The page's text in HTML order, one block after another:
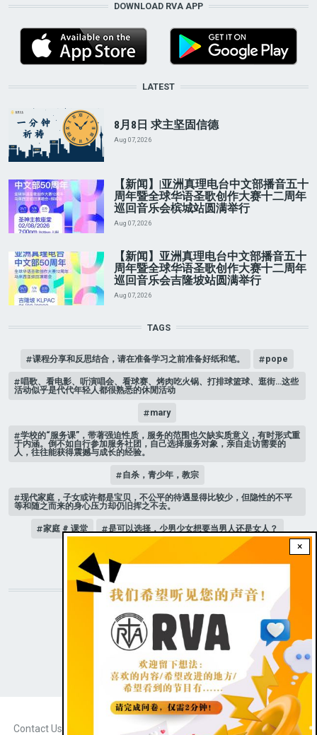
×
DOWNLOAD RVA APP
LATEST
8月8日 求主坚固信德
Aug 07, 2026
【新闻】|亚洲真理电台中文部播音五十
周年暨全球华语圣歌创作大赛十二周年
巡回音乐会槟城站圆满举行
Aug 07, 2026
【新闻】亚洲真理电台中文部播音五十
周年暨全球华语圣歌创作大赛十二周年
巡回音乐会吉隆坡站圆满举行
Aug 07, 2026
TAGS
课程分享和反思结合，请在准备学习之前准备好纸和笔。 pope
唱歌、看电影、听演唱会、看球赛、烤肉吃火锅、打排球篮球、逛街…这些
活动似乎是代代年轻人都很熟悉的休閒活动
mary
学校的“服务课”，带著强迫性质，服务的范围也欠缺实质意义，有时形式重
于内涵。倒不如自行参加服务社团，自己选择服务对象，亲自走访需要的
人，往往能获得震撼与成长的经验。
自杀，青少年，教宗
现代家庭，子女或许都是宝贝，不公平的待遇显得比较少，但隐性的不平
等和随之而来的身心压力却仍旧挥之不去。
家庭 # 课堂 是可以选择，少男少女想要当男人还是女人？
STAY CONNECTED WITH US!
Contact Us
Dark theme